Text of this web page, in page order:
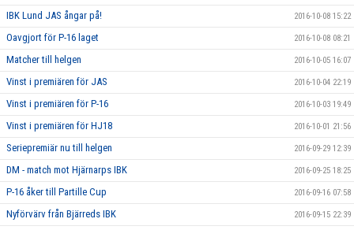
IBK Lund JAS ångar på! 2016-10-08 15:22
Oavgjort för P-16 laget 2016-10-08 08:21
Matcher till helgen 2016-10-05 16:07
Vinst i premiären för JAS 2016-10-04 22:19
Vinst i premiären för P-16 2016-10-03 19:49
Vinst i premiären för HJ18 2016-10-01 21:56
Seriepremiär nu till helgen 2016-09-29 12:39
DM - match mot Hjärnarps IBK 2016-09-25 18:25
P-16 åker till Partille Cup 2016-09-16 07:58
Nyförvärv från Bjärreds IBK 2016-09-15 22:39